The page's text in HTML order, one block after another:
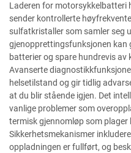
Laderen for motorsykkelbatteri
sender kontrollerte
sulfatkristaller som samler seg
gjenopprettingsfunksjonen kan
batterier og spare hundrevis
Avanserte
helsetilstand og gir tidlig
at du blir stående igjen. Det
vanlige problemer som
termisk gjennomløp som plager
Sikkerhetsmekanismer
oppladningen er fullført, og